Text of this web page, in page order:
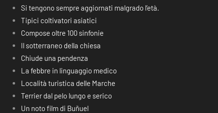
Si tengono sempre aggiornati malgrado l’età.
Tipici coltivatori asiatici
Compose oltre 100 sinfonie
Il sotterraneo della chiesa
Chiude una pendenza
La febbre in linguaggio medico
Località turistica delle Marche
Terrier dal pelo lungo e serico
Un noto film di Buñuel